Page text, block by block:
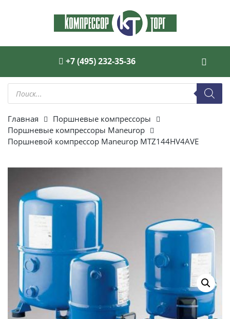
+7 (495) 232-35-36
Поиск
товаров
Главная
Поршневые компрессоры
Поршневые компрессоры Maneurop
Поршневой компрессор Maneurop MTZ144HV4AVE